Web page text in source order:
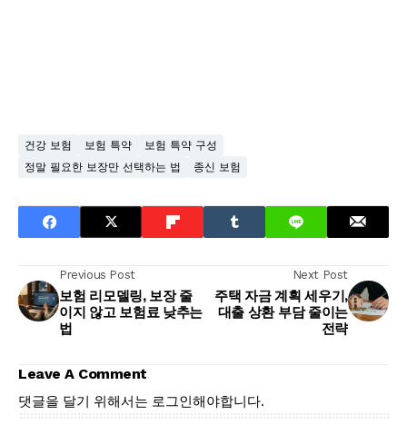
건강 보험 보험 특약
보험 특약 구성
정말 필요한 보장만 선택하는 법
종신 보험
Previous Post
보험 리모델링, 보장 줄
이지 않고 보험료 낮추는
법
Next Post
주택 자금 계획 세우기,
대출 상환 부담 줄이는
전략
Leave A Comment
댓글을 달기 위해서는 로그인해야합니다.